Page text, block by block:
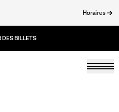
Horaires